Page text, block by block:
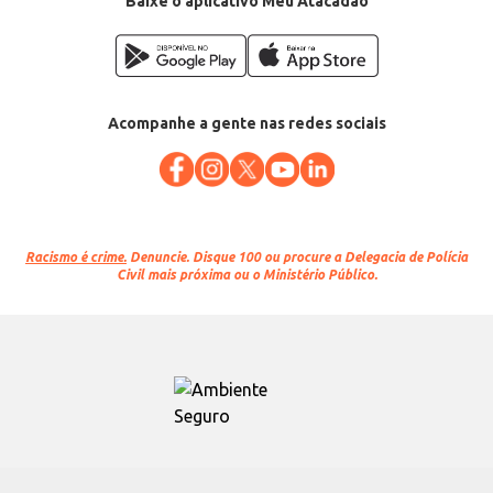
Acompanhe a gente nas redes sociais
Racismo é crime. Denuncie. Disque 100 ou procure a Delegacia de Polícia
Civil mais próxima ou o Ministério Público.